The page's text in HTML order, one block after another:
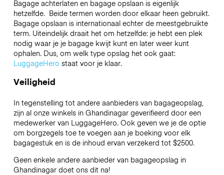
Bagage achterlaten en bagage opslaan is eigenlijk
hetzelfde. Beide termen worden door elkaar heen gebruikt.
Bagage opslaan is internationaal echter de meestgebruikte
term. Uiteindelijk draait het om hetzelfde: je hebt een plek
nodig waar je je bagage kwijt kunt en later weer kunt
ophalen. Dus, om welk type opslag het ook gaat:
LuggageHero staat voor je klaar.
Veiligheid
In tegenstelling tot andere aanbieders van bagageopslag,
zijn al onze winkels in Ghandinagargeverifieerd door een
medewerker van LuggageHero. Ook geven we je de optie
om borgzegels toe te voegen aan je boeking voor elk
bagagestuk en is de inhoud ervan verzekerd tot $2500.
Geen enkele andere aanbieder van bagageopslag in
Ghandinagardoet ons dit na!